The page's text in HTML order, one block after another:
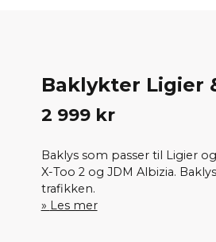
Baklykter Ligier
2 999 kr
Baklys som passer til Ligier
X-Too 2 og JDM Albizia.
trafikken.
Les mer